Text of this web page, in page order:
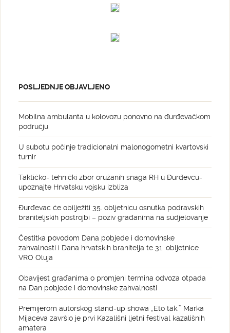
POSLJEDNJE OBJAVLJENO
Mobilna ambulanta u kolovozu ponovno na đurđevačkom
području
U subotu počinje tradicionalni malonogometni kvartovski
turnir
Taktičko- tehnički zbor oružanih snaga RH u Đurđevcu-
upoznajte Hrvatsku vojsku izbliza
Đurđevac će obilježiti 35. obljetnicu osnutka podravskih
braniteljskih postrojbi – poziv građanima na sudjelovanje
Čestitka povodom Dana pobjede i domovinske
zahvalnosti i Dana hrvatskih branitelja te 31. obljetnice
VRO Oluja
Obavijest građanima o promjeni termina odvoza otpada
na Dan pobjede i domovinske zahvalnosti
Premijerom autorskog stand-up showa „Eto tak.” Marka
Mijaceva završio je prvi Kazališni ljetni festival kazališnih
amatera